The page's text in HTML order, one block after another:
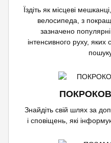
Їздіть як місцеві
велосипеда, з
зазначено
інтенсивного руху, яких
Знайдіть свій шлях за
і сповіщень, які